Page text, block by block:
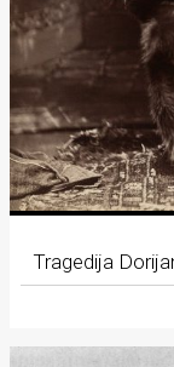
Tragedija